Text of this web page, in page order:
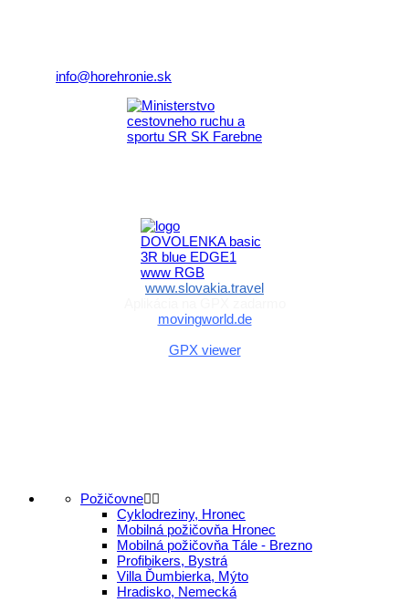
info@horehronie.sk
www.slovakia.travel
movingworld.de
GPX viewer
Požičovne
Cyklodreziny, Hronec
Mobilná požičovňa Hronec
Mobilná požičovňa Tále - Brezno
Profibikers, Bystrá
Villa Ďumbierka, Mýto
Hradisko, Nemecká